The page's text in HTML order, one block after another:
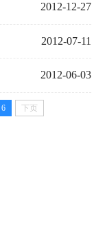
2012-12-27
2012-07-11
2012-06-03
6 下页